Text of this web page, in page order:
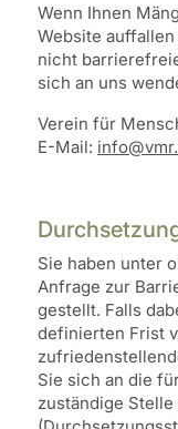
Wenn Ihnen
Website
nicht
sich an uns
Verein für
E-Mail:
Sie haben unter
Anfrage zur
gestellt. Falls
definierten Frist
Sie sich an die
zuständige